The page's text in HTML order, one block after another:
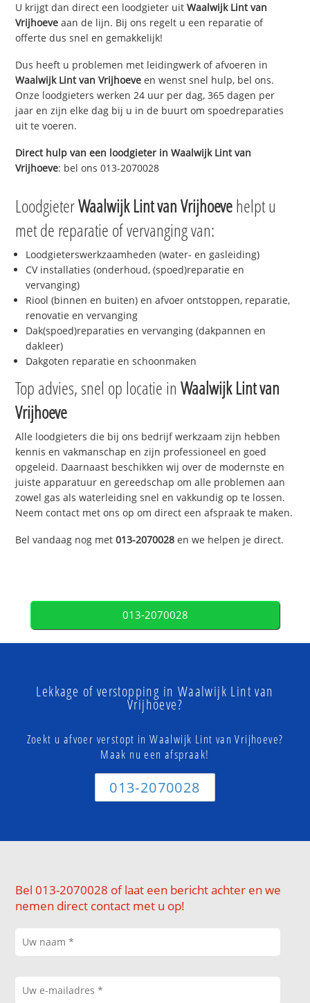
U krijgt dan direct een loodgieter uitWaalwijk Lint van
Vrijhoeve aan de lijn. Bij ons regelt u een reparatie of
offerte dus snel en gemakkelijk!
Dus heeft u problemen met leidingwerk of afvoeren in
Waalwijk Lint van Vrijhoeve en wenst snel hulp, bel ons.
Onze loodgieters werken 24 uur per dag, 365 dagen per
jaar en zijn elke dag bij u in de buurt om spoedreparaties
uit te voeren.
Direct hulp van een loodgieter inWaalwijk Lint van
Vrijhoeve: bel ons 013-2070028
LoodgieterWaalwijk Lint van Vrijhoevehelpt u
met de reparatie of vervanging van:
Loodgieterswerkzaamheden (water- en gasleiding)
CV installaties (onderhoud, (spoed)reparatie en
vervanging)
Riool (binnen en buiten) en afvoer ontstoppen, reparatie,
renovatie en vervanging
Dak(spoed)reparaties en vervanging (dakpannen en
dakleer)
Dakgoten reparatie en schoonmaken
Top advies, snel op locatie inWaalwijk Lint van
Vrijhoeve
Alle loodgieters die bij ons bedrijf werkzaam zijn hebben
kennis en vakmanschap en zijn professioneel en goed
opgeleid. Daarnaast beschikken wij over de modernste en
juiste apparatuur en gereedschap om alle problemen aan
zowel gas als waterleiding snel en vakkundig op te lossen.
Neem contact met ons op om direct een afspraak te maken.
Bel vandaag nog met013-2070028 en we helpen je direct.
013-2070028
Lekkage of verstopping in Waalwijk Lint van
Vrijhoeve?
Zoekt u afvoer verstopt in Waalwijk Lint van Vrijhoeve?
Maak nu een afspraak!
013-2070028
Bel 013-2070028 of laat een bericht achter en we
nemen direct contact met u op!